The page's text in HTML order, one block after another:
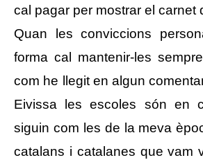
cal pagar per mostrar el carnet
Quan les conviccions
forma cal mantenir-les
com he llegit en algun
Eivissa les escoles són en
siguin com les de la meva
catalans i catalanes que vam